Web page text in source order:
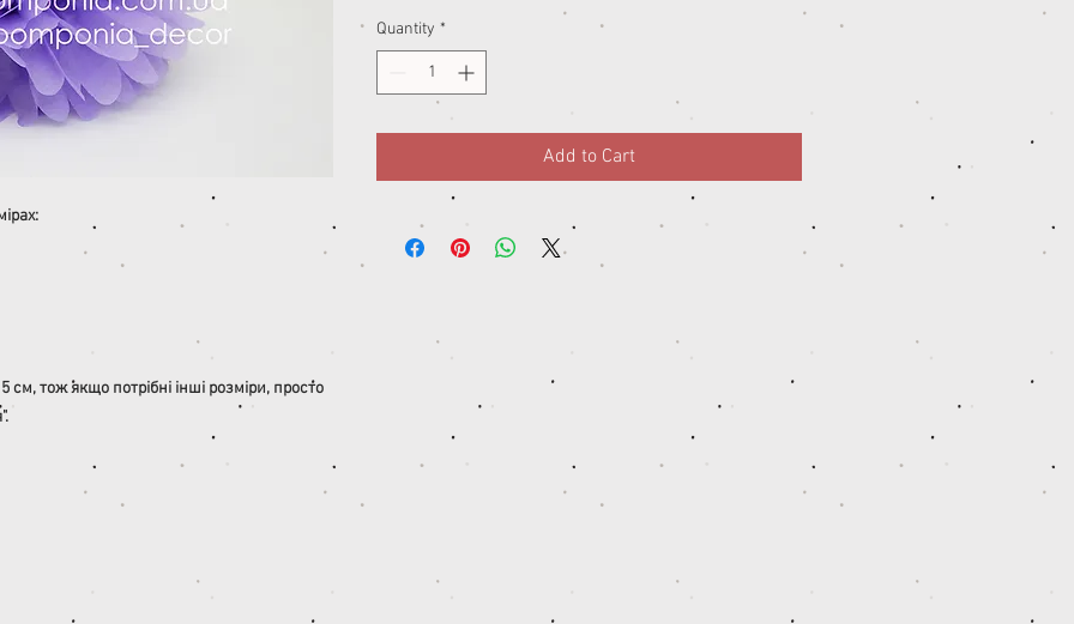
тож якщо потрібні інші розміри, просто
Quantity *
Add to Cart